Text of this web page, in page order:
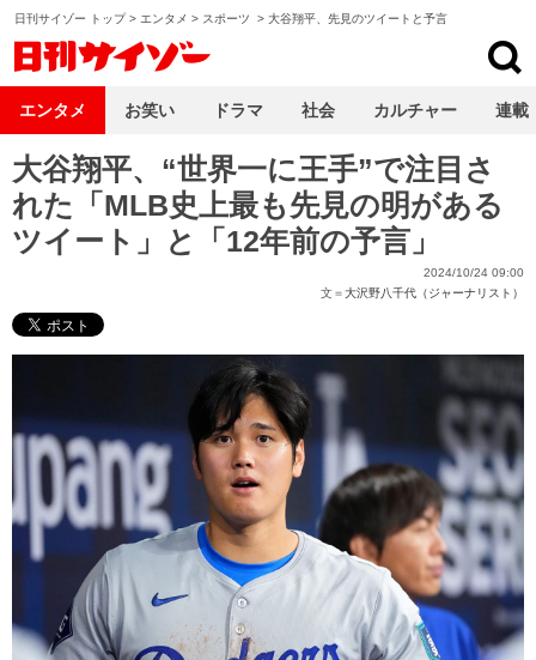
日刊サイゾー トップ> エンタメ > スポーツ > 大谷翔平、先見のツイートと予言
大谷翔平、“世界一に王手”で注目さ
れた「MLB史上最も先見の明がある
ツイート」と「12年前の予言」
2024/10/24 09:00
文＝大沢野八千代（ジャーナリスト）
エンタメ お笑い ドラマ 社会 カルチャー 連載